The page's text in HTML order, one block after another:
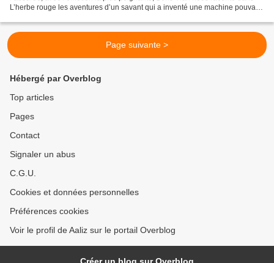
L’herbe rouge les aventures d’un savant qui a inventé une machine pouvant
Page suivante >
Hébergé par Overblog
Top articles
Pages
Contact
Signaler un abus
C.G.U.
Cookies et données personnelles
Préférences cookies
Voir le profil de Aaliz sur le portail Overblog